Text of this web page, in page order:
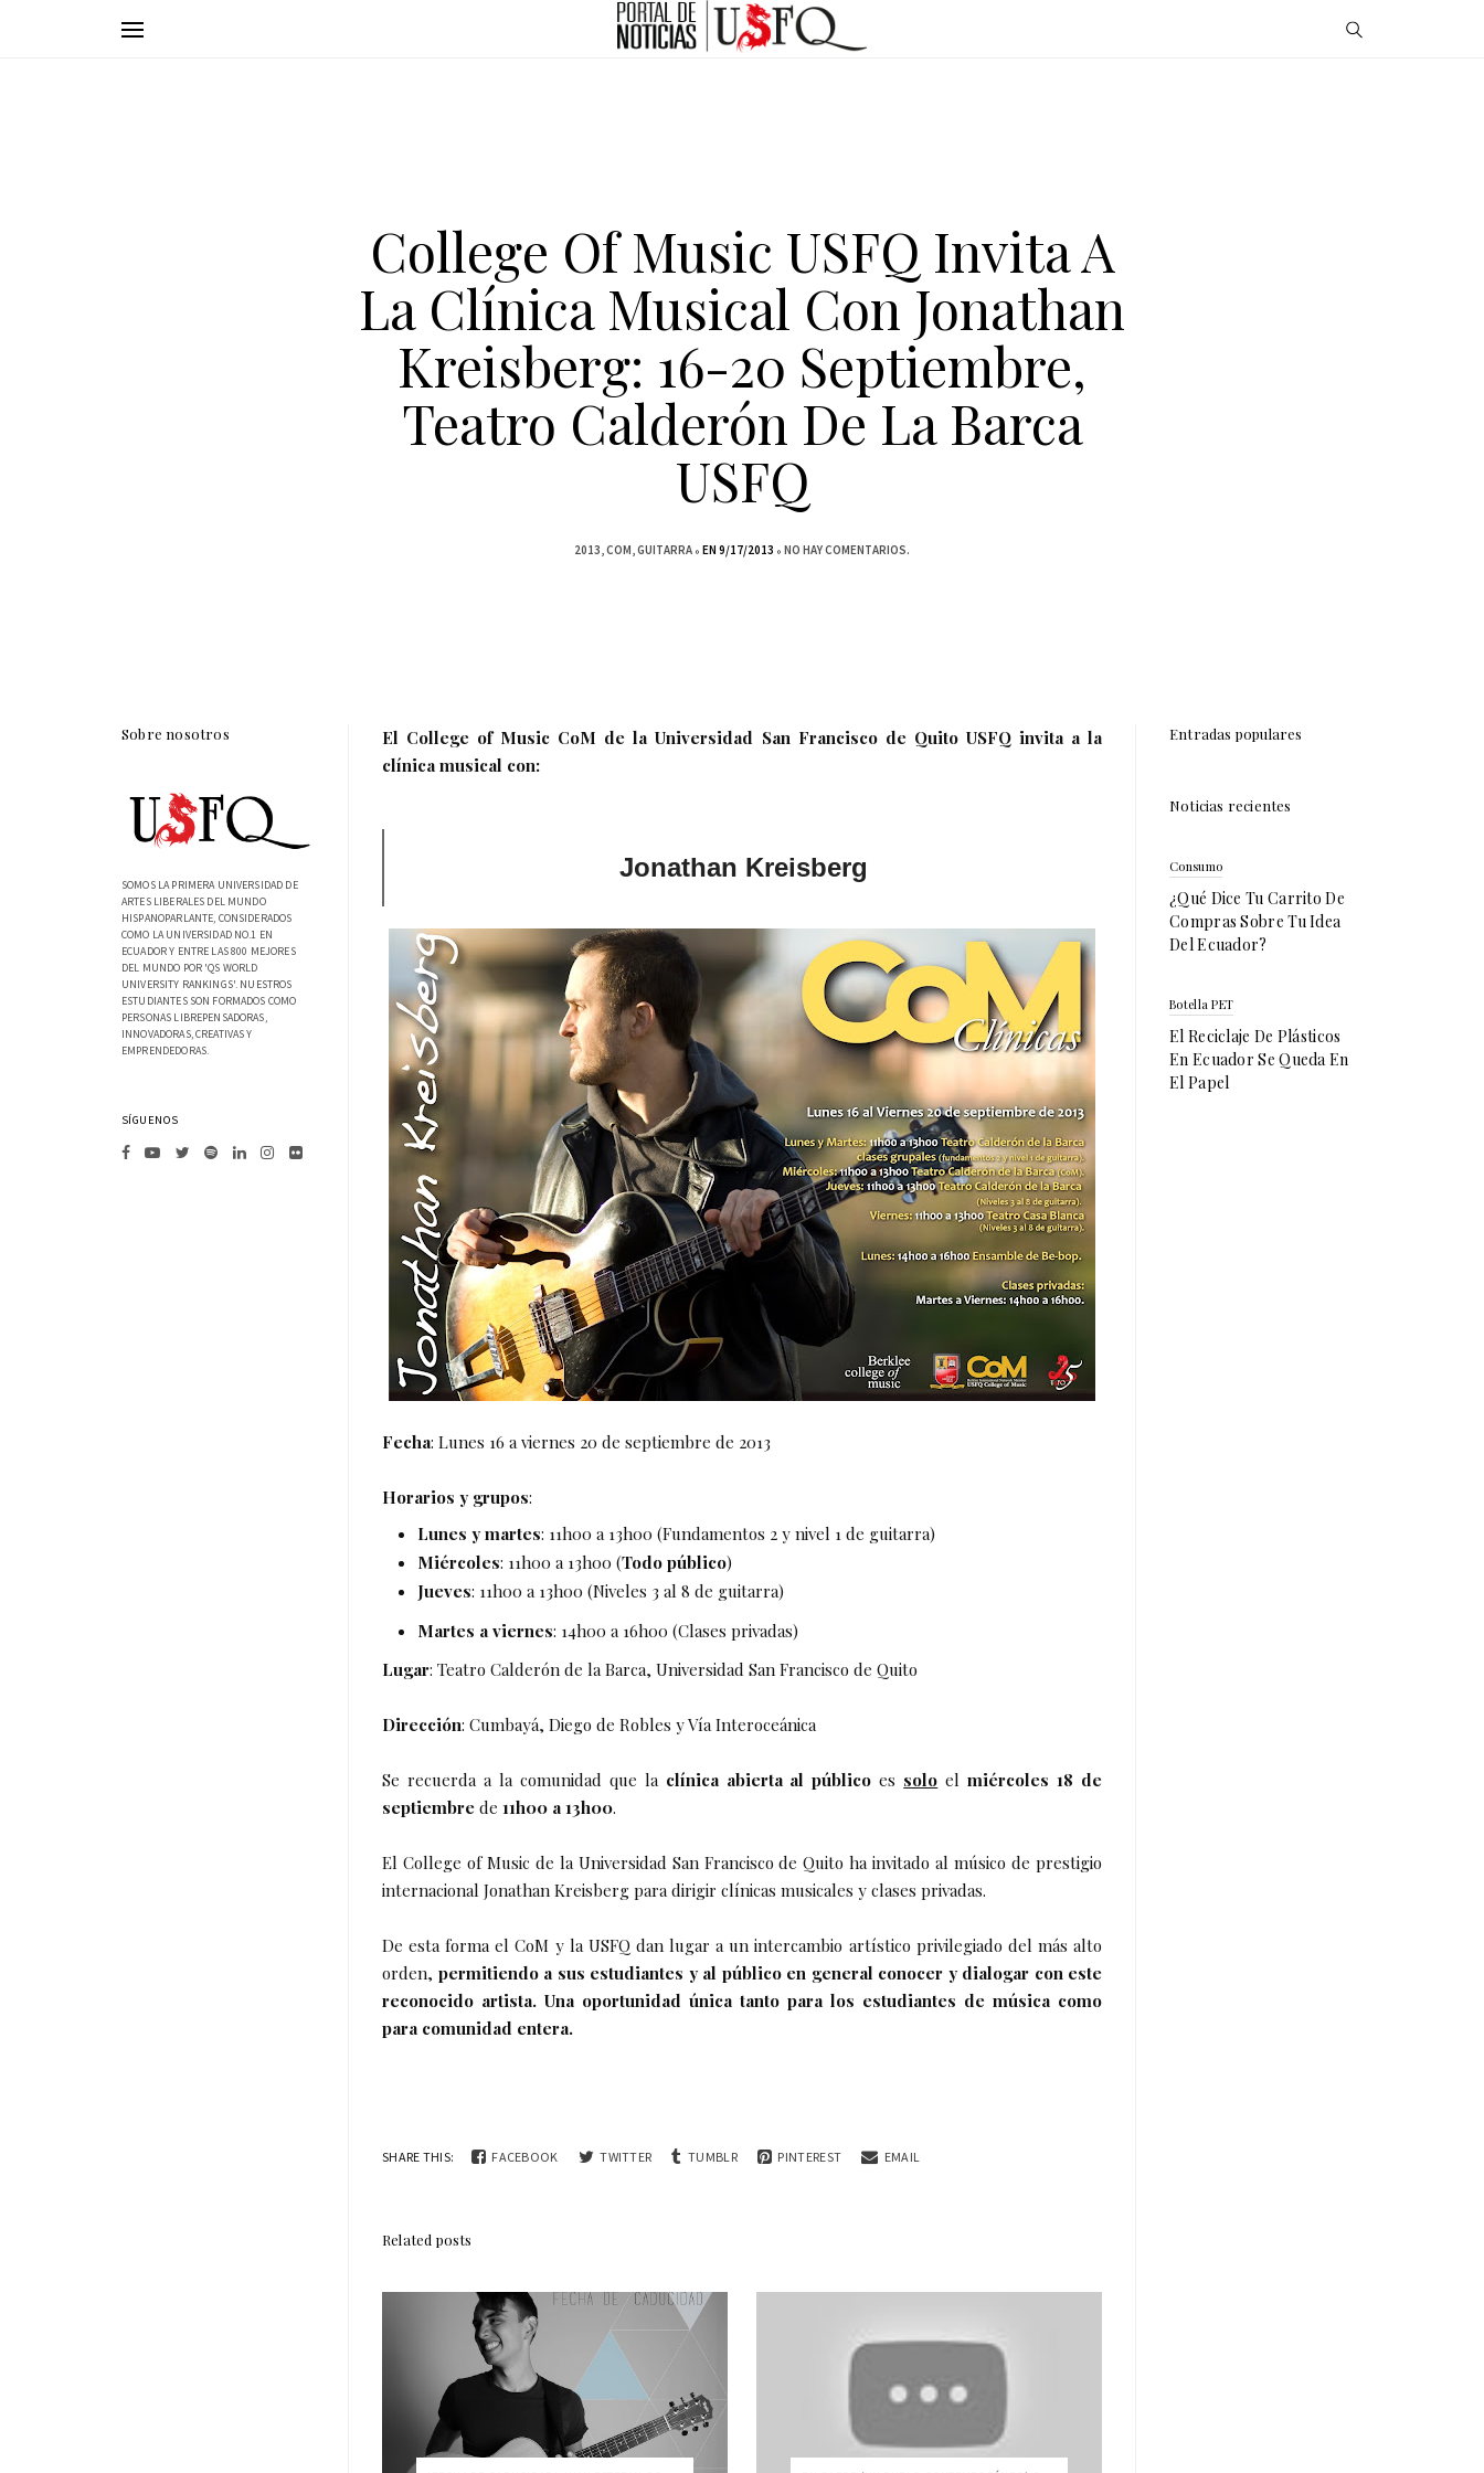
College Of Music USFQ Invita A
La Clínica Musical Con Jonathan
Kreisberg: 16-20 Septiembre,
Teatro Calderón De La Barca
USFQ
2013 COM GUITARRA EN 9/17/2013 NO HAY COMENTARIOS.
El College of Music CoM de la Universidad San Francisco de Quito USFQ invita a la
clínica musical con:
Jonathan Kreisberg
Fecha: Lunes 16 a viernes 20 de septiembre de 2013
Horarios y grupos:
Lunes y martes: 11h00 a 13h00 (Fundamentos 2 y nivel 1 de guitarra)
Miércoles: 11h00 a 13h00 (Todo público)
Jueves: 11h00 a 13h00 (Niveles 3 al 8 de guitarra)
Martes a viernes: 14h00 a 16h00 (Clases privadas)
Lugar: Teatro Calderón de la Barca, Universidad San Francisco de Quito
Dirección: Cumbayá, Diego de Robles y Vía Interoceánica
Se recuerda a la comunidad que la clínica abierta al público es solo elmiércoles 18 de
septiembre de 11h00 a 13h00.
El College of Music de la Universidad San Francisco de Quito ha invitado al músico de prestigio
internacional Jonathan Kreisberg para dirigir clínicas musicales y clases privadas.
De esta forma el CoM y la USFQ dan lugar a un intercambio artístico privilegiado del más alto
orden, permitiendo a sus estudiantes y al público en general conocer y dialogar con este
reconocido artista. Una oportunidad única tanto para los estudiantes de música como
para comunidad entera.
SHARE THIS: FACEBOOK TWITTER TUMBLR PINTEREST EMAIL
Related posts
Sobre nosotros
SOMOS LA PRIMERA UNIVERSIDAD DE
ARTES LIBERALES DEL MUNDO
HISPANOPARLANTE, CONSIDERADOS
COMO LA UNIVERSIDAD NO.1 EN
ECUADOR Y ENTRE LAS 800 MEJORES
DEL MUNDO POR 'QS WORLD
UNIVERSITY RANKINGS'. NUESTROS
ESTUDIANTES SON FORMADOS COMO
PERSONAS LIBREPENSADORAS,
INNOVADORAS, CREATIVAS Y
EMPRENDEDORAS.
SÍGUENOS
Entradas populares
Noticias recientes
Consumo
¿Qué Dice Tu Carrito De
Compras Sobre Tu Idea
Del Ecuador?
Botella PET
El Reciclaje De Plásticos
En Ecuador Se Queda En
El Papel